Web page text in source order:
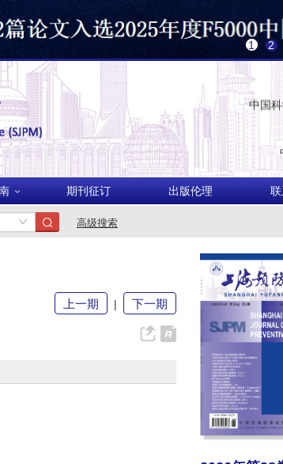
1 2
中国科技核
中国
美国乌利希国际
波兰哥白尼索引
日
欧
世界卫生组
中国科技核
中国
期刊征订 出版伦理
高级搜索
上一期 | 下一期